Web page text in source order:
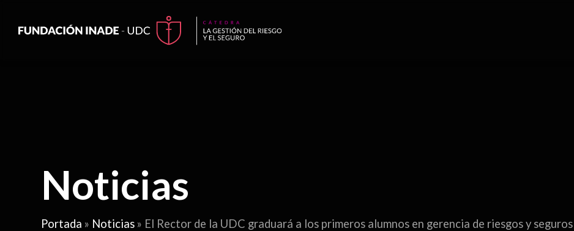
Noticias
Portada » Noticias » El Rector de la UDC graduará a los primeros alumnos en gerencia de riesgos y